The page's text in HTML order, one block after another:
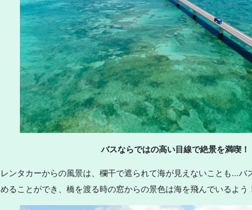
バスならではの高い目線で絶景を満喫！
レンタカーからの風景は、欄干で遮られて海が見えないことも...バ
めることができ、橋を渡る時の窓からの景色は海を飛んでいるよう